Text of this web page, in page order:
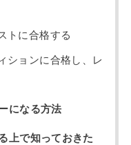
トに合格する
ションに合格し、レ
になる方法
上で知っておきた